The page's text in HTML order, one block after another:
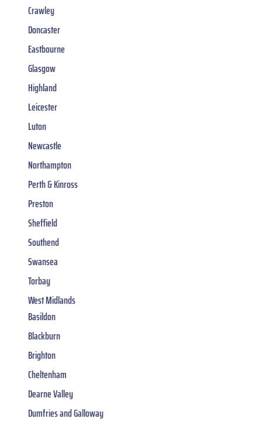
Crawley
Doncaster
Eastbourne
Glasgow
Highland
Leicester
Luton
Newcastle
Northampton
Perth & Kinross
Preston
Sheffield
Southend
Swansea
Torbay
West Midlands
Basildon
Blackburn
Brighton
Cheltenham
Dearne Valley
Dumfries and Galloway